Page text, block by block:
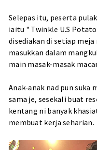
Selepas itu, peserta
iaitu " Twinkle U.S
disediakan di setiap
masukkan dalam
main masak-masak
Anak-anak nad pun suka
sama je, sesekali buat
kentang ni banyak
membuat kerja seharian.